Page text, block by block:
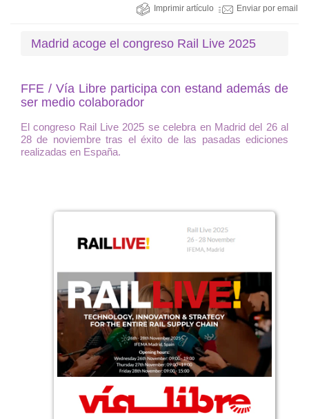
Imprimir artículo Enviar por email
Madrid acoge el congreso Rail Live 2025
FFE / Vía Libre participa con estand además de
ser medio colaborador
El congreso Rail Live 2025 se celebra en Madrid del 26 al
28 de noviembre tras el éxito de las pasadas ediciones
realizadas en España.